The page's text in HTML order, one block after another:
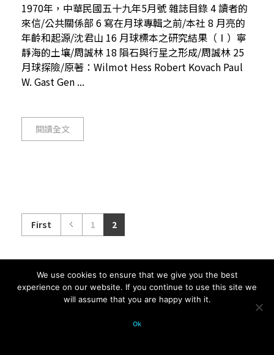
1970年，中華民國五十九年5月號 雜誌目錄 4 讀者的
來信/公共關係部 6 寫在月球專輯之前/本社 8 月亮的
年齡和起源/沈君山 16 月球標本之研究結果（Ⅰ）寧
靜海的土壤/周誠林 18 隕石與行星之形成/周誠林 25
月球探險/原著：Wilmot Hess Robert Kovach Paul
W. Gast Gen ...
閱讀全文
First 1 2
© 2026 科學月刊五十年大全 All
rights reserved.
We use cookies to ensure that we give you the best
experience on our website. If you continue to use this site we
will assume that you are happy with it.
Ok